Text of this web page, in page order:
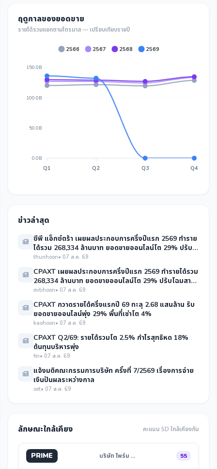
ฤดูกาลของยอดขาย
รายได้รวมแยกตามไตรมาส — เปรียบเทียบรายปี
2566 2567 2568 2569
150.0B
100.0B
50.0B
0.0B
Q1 Q2 Q3 Q4
ข่าวล่าสุด
ซีพี แอ็กซ์ตร้า เผยผลประกอบการครึ่งปีแรก 2569 ทำราย
ได้รวม 268,334 ล้านบาท ยอดขายออนไลน์โต 29% ปรับ
โฉ
thunhoon• 07 ส.ค. 69
CPAXT เผยผลประกอบการครึ่งปีแรก 2569 ทำรายได้รวม
268,334 ล้านบาท ยอดขายออนไลน์โต 29% ปรับโฉมสาขา
ใหม่ดันอ
mitihoon• 07 ส.ค. 69
CPAXT กวาดรายได้ครึ่งแรกปี 69 ทะลุ 2.68 แสนล้าน รับ
ยอดขายออนไลน์พุ่ง 29% พื้นที่เช่าโต 4%
kaohoon• 07 ส.ค. 69
CPAXT Q2/69: รายได้รวมโต 2.5% กำไรสุทธิหด 18%
ต้นทุนบริหารพุ่ง
fin• 07 ส.ค. 69
แจ้งมติคณะกรรมการบริษัท ครั้งที่ 7/2569 เรื่องการจ่าย
เงินปันผลระหว่างกาล
set• 07 ส.ค. 69
ลักษณะใกล้เคียง คะแนน 5D ใกล้เคียงกัน
PRIME บริษัท ไพร์ม … 55